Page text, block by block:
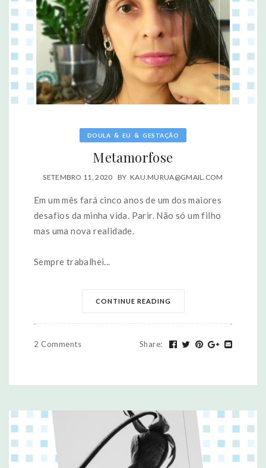
DOULA & EU & GESTAÇÃO
Metamorfose
SETEMBRO 11, 2020 BY KAU.MURUA@GMAIL.COM
Em um mês fará cinco anos de um dos maiores
desafios da minha vida. Parir. Não só um filho
mas uma nova realidade.
Sempre trabalhei...
CONTINUE READING
2 Comments Share: